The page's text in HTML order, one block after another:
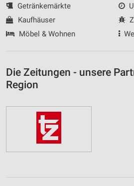
Getränkemärkte
Kaufhäuser
Möbel & Wohnen
Die Zeitungen - unsere
Region